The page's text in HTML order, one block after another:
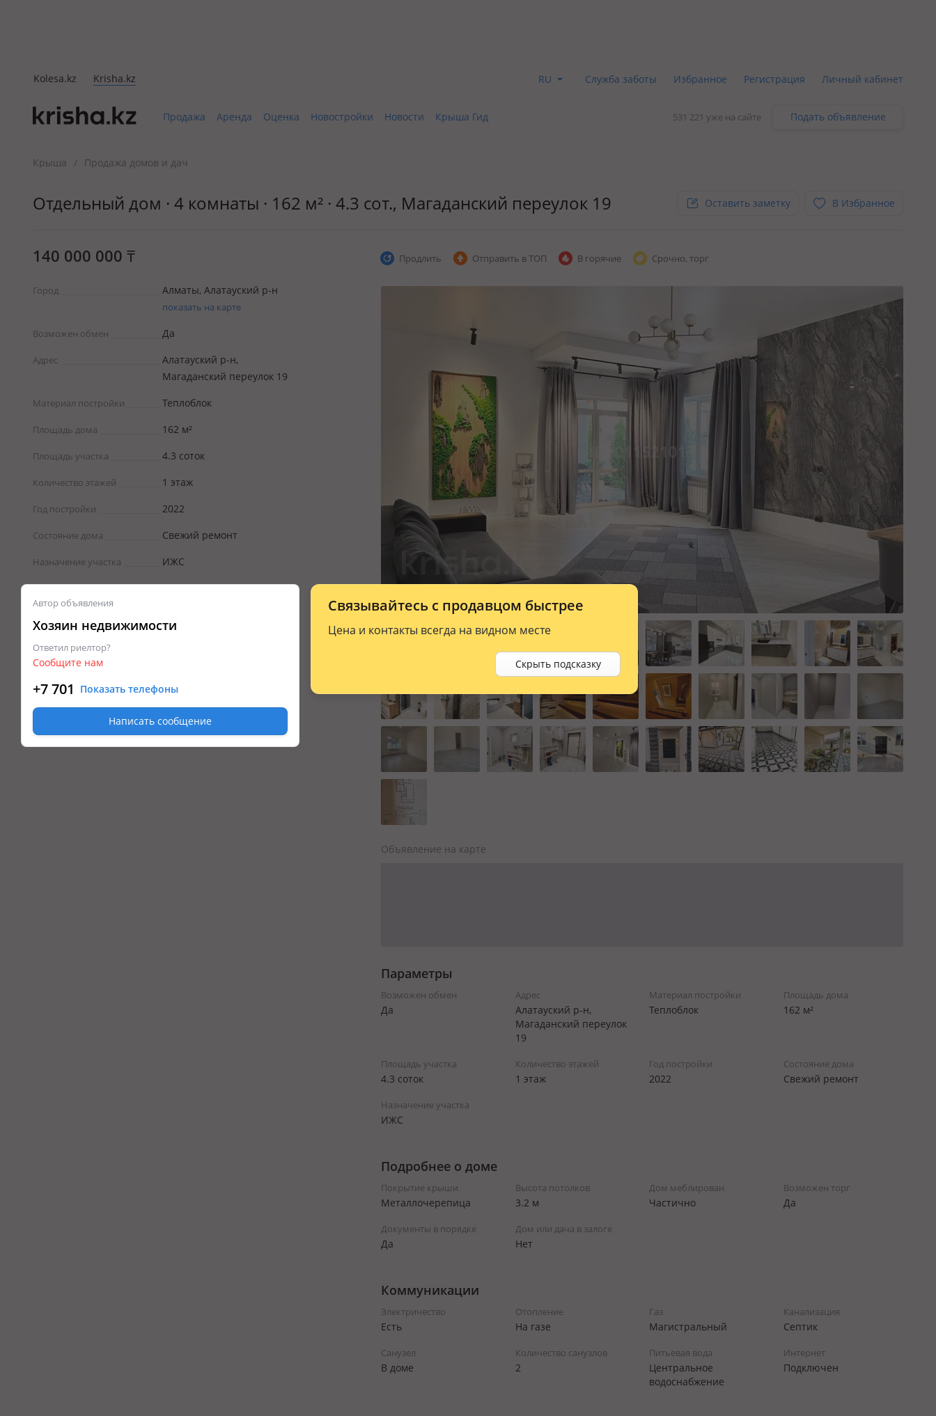
Kolesa.kz Krisha.kz RU Служба заботы Избранное Регистрация Личный кабинет
Продажа Аренда Оценка Новостройки Новости Крыша Гид 531 221 уже на сайте Подать объявление
Крыша / Продажа домов и дач
Отдельный дом · 4 комнаты · 162 м² · 4.3 сот., Магаданский переулок 19 Оставить заметку В Избранное
140 000 000 ₸
Город Алматы, Алатауский р-н
показать на карте
Возможен обмен Да
Адрес
Алатауский р-н,
Магаданский переулок 19
Материал постройки Теплоблок
Площадь дома 162 м²
Площадь участка 4.3 соток
Количество этажей 1 этаж
Год постройки 2022
Состояние дома Свежий ремонт
Назначение участка ИЖС
Связывайтесь с продавцом быстрее
Цена и контакты всегда на видном месте
Скрыть подсказку
Автор объявления
Хозяин недвижимости
Ответил риелтор?
Сообщите нам
+7 701 Показать телефоны
Написать сообщение
Продлить Отправить в ТОП В горячие Срочно, торг
Объявление на карте
Параметры
Возможен обмен
Да
Адрес
Алатауский р-н,
Магаданский переулок
19
Материал постройки
Теплоблок
Площадь дома
162 м²
Площадь участка
4.3 соток
Количество этажей
1 этаж
Год постройки
2022
Состояние дома
Свежий ремонт
Назначение участка
ИЖС
Подробнее о доме
Покрытие крыши
Металлочерепица
Высота потолков
3.2 м
Дом меблирован
Частично
Возможен торг
Да
Документы в порядке
Да
Дом или дача в залоге
Нет
Коммуникации
Электричество
Есть
Отопление
На газе
Газ
Магистральный
Канализация
Септик
Санузел
В доме
Количество санузлов
2
Питьевая вода
Центральное
водоснабжение
Интернет
Подключен